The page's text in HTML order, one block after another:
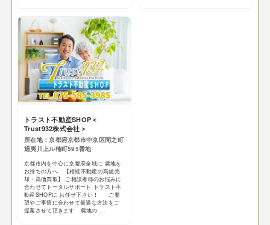
トラスト不動産SHOP＜
Trust932株式会社＞
所在地：京都府京都市中京区間之町
通夷川上ル楠町595番地
京都市内を中心に京都府全域に 農地を
お持ちの方へ 【相続不動産の高値売
却・高価買取】 ご相談者様のお悩みに
合わせてトータルサポート トラスト不
動産SHOPに お任せ下さい！ ご要
望やご事情に合わせて最適な方法をご
提案させて頂きます 農地の ...